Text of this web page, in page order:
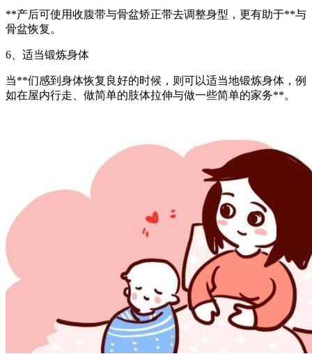
**产后可使用收腹带与骨盆矫正带去调整身型，更有助于**与
骨盆恢复。
6、适当锻炼身体
当**们感到身体恢复良好的时候，则可以适当地锻炼身体，例
如在屋内行走、做简单的肢体拉伸与做一些简单的家务**。